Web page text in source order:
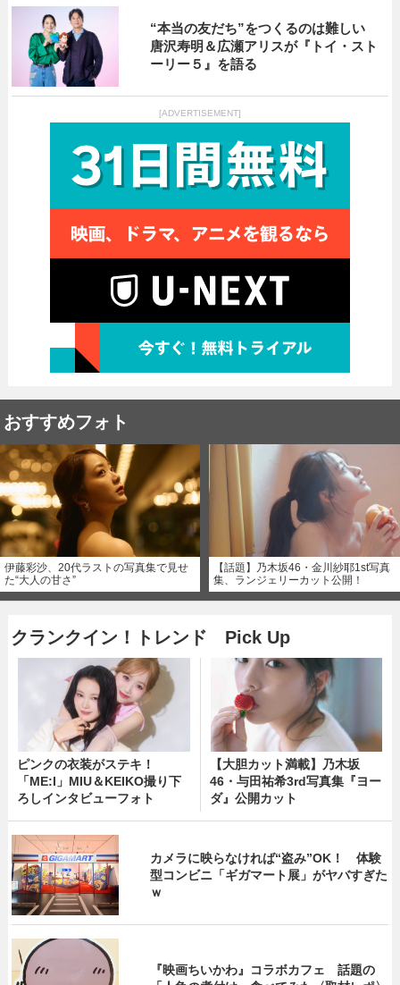
“本当の友だち”をつくるのは難しい
唐沢寿明＆広瀬アリスが『トイ・スト
ーリー５』を語る
[ADVERTISEMENT]
おすすめフォト
伊藤彩沙、20代ラストの写真集で見せ
た“大人の甘さ”
【話題】乃木坂46・金川紗耶1st写真
集、ランジェリーカット公開！
クランクイン！トレンド Pick Up
ピンクの衣装がステキ！
「ME:I」MIU＆KEIKO撮り下
ろしインタビューフォト
【大胆カット満載】乃木坂
46・与田祐希3rd写真集『ヨー
ダ』公開カット
カメラに映らなければ“盗み”OK！ 体験
型コンビニ「ギガマート展」がヤバすぎた
ｗ
『映画ちいかわ』コラボカフェ 話題の